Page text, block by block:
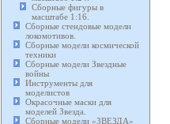
Сборные фигуры в
масштабе 1:16.
Сборные стендовые модели
локомотивов.
Сборные модели космической
техники
Сборные модели Звездные
войны
Инструменты для
моделистов
Окрасочные маски для
моделей Звезда.
Сборные модели «ЗВЕЗДА»